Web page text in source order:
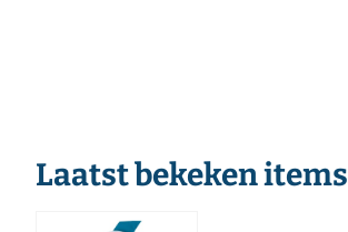
Laatst bekeken items